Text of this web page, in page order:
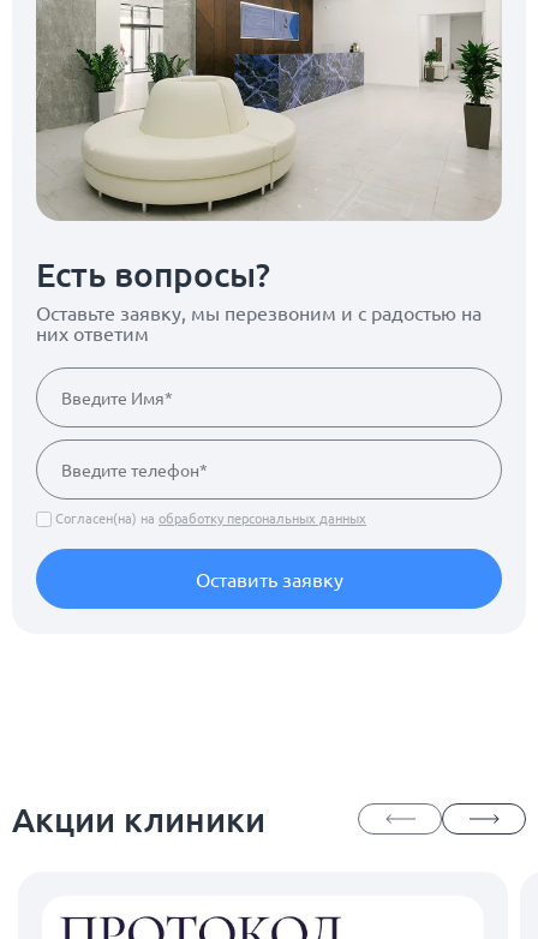
Есть вопросы?
Оставьте заявку, мы перезвоним и с радостью на
них ответим
Согласен(на) на обработку персональных данных
Оставить заявку
Акции клиники